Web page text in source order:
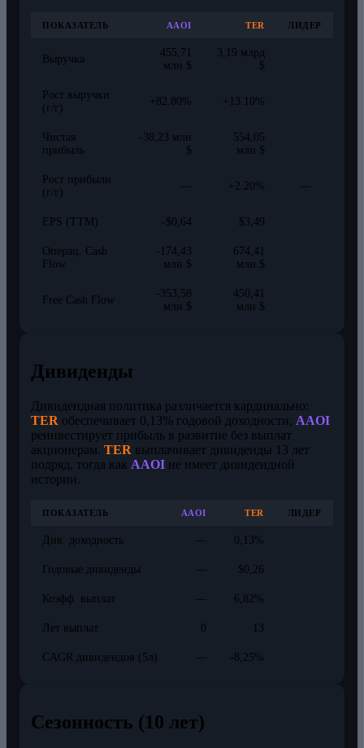
ПОКАЗАТЕЛЬ AAOI TER ЛИДЕР
Выручка
455,71
млн $
3,19 млрд
$
Рост выручки
(г/г)
+82.80% +13.10%
Чистая
прибыль
-38,23 млн
$
554,05
млн $
Рост прибыли
(г/г)
— +2.20% —
EPS (TTM) -$0,64 $3,49
Операц. Cash
Flow
-174,43
млн $
674,41
млн $
Free Cash Flow
-353,58
млн $
450,41
млн $
Дивиденды
Дивидендная политика различается кардинально:
TER обеспечивает 0,13% годовой доходности, AAOI
реинвестирует прибыль в развитие без выплат
акционерам. TER выплачивает дивиденды 13 лет
подряд, тогда как AAOI не имеет дивидендной
истории.
ПОКАЗАТЕЛЬ AAOI TER ЛИДЕР
Див. доходность — 0,13%
Годовые дивиденды — $0,26
Коэфф. выплат — 6,82%
Лет выплат 0 13
CAGR дивидендов (5л) — -8,25%
Сезонность (10 лет)